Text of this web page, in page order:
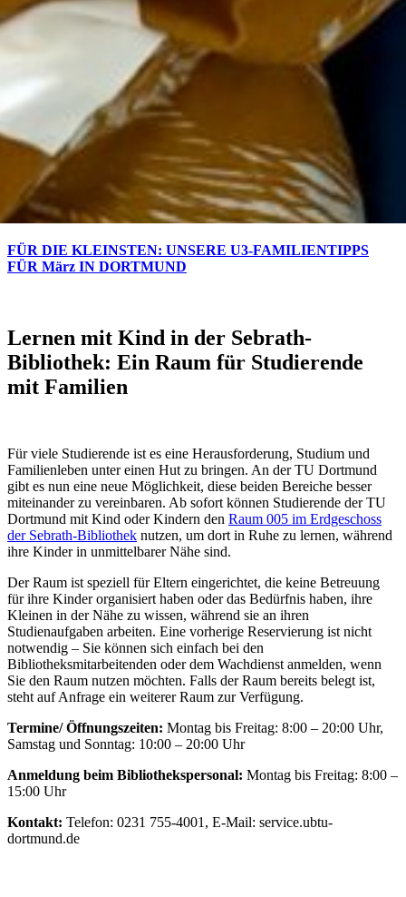
FÜR DIE KLEINSTEN: UNSERE U3-FAMILIENTIPPS
FÜR März IN DORTMUND
Lernen mit Kind in der Sebrath-
Bibliothek: Ein Raum für Studierende
mit Familien
Für viele Studierende ist es eine Herausforderung, Studium und
Familienleben unter einen Hut zu bringen. An der TU Dortmund
gibt es nun eine neue Möglichkeit, diese beiden Bereiche besser
miteinander zu vereinbaren. Ab sofort können Studierende der TU
Dortmund mit Kind oder Kindern den Raum 005 im Erdgeschoss
der Sebrath-Bibliothek nutzen, um dort in Ruhe zu lernen, während
ihre Kinder in unmittelbarer Nähe sind.
Der Raum ist speziell für Eltern eingerichtet, die keine Betreuung
für ihre Kinder organisiert haben oder das Bedürfnis haben, ihre
Kleinen in der Nähe zu wissen, während sie an ihren
Studienaufgaben arbeiten. Eine vorherige Reservierung ist nicht
notwendig – Sie können sich einfach bei den
Bibliotheksmitarbeitenden oder dem Wachdienst anmelden, wenn
Sie den Raum nutzen möchten. Falls der Raum bereits belegt ist,
steht auf Anfrage ein weiterer Raum zur Verfügung.
Termine/ Öffnungszeiten: Montag bis Freitag: 8:00 – 20:00 Uhr,
Samstag und Sonntag: 10:00 – 20:00 Uhr
Anmeldung beim Bibliothekspersonal: Montag bis Freitag: 8:00 –
15:00 Uhr
Kontakt: Telefon: 0231 755-4001, E-Mail: service.ubtu-
dortmund.de